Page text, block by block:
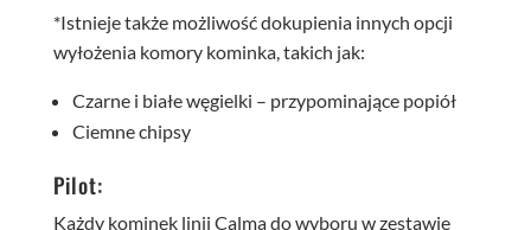
*Istnieje także możliwość dokupienia innych opcji
wyłożenia komory kominka, takich jak:
Czarne i białe węgielki – przypominające popiół
Ciemne chipsy
Pilot:
Każdy kominek linii Calma do wyboru w zestawie